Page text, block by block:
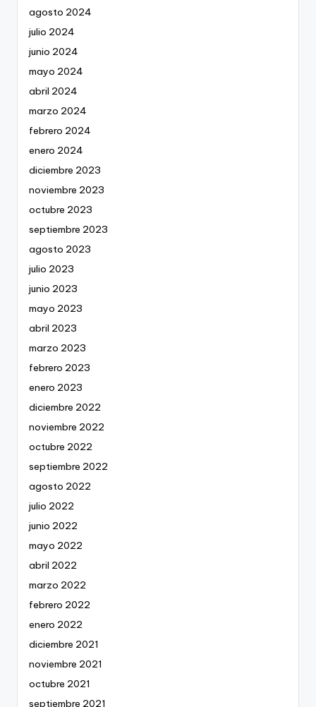
agosto 2024
julio 2024
junio 2024
mayo 2024
abril 2024
marzo 2024
febrero 2024
enero 2024
diciembre 2023
noviembre 2023
octubre 2023
septiembre 2023
agosto 2023
julio 2023
junio 2023
mayo 2023
abril 2023
marzo 2023
febrero 2023
enero 2023
diciembre 2022
noviembre 2022
octubre 2022
septiembre 2022
agosto 2022
julio 2022
junio 2022
mayo 2022
abril 2022
marzo 2022
febrero 2022
enero 2022
diciembre 2021
noviembre 2021
octubre 2021
septiembre 2021